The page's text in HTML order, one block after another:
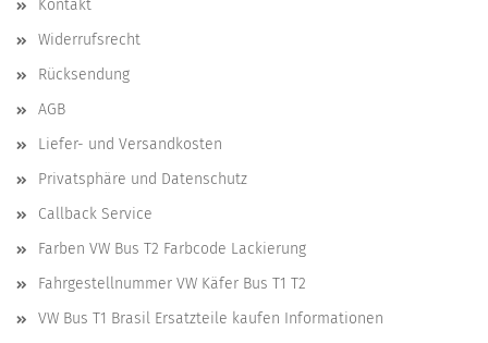
Kontakt
Widerrufsrecht
Rücksendung
AGB
Liefer- und Versandkosten
Privatsphäre und Datenschutz
Callback Service
Farben VW Bus T2 Farbcode Lackierung
Fahrgestellnummer VW Käfer Bus T1 T2
VW Bus T1 Brasil Ersatzteile kaufen Informationen